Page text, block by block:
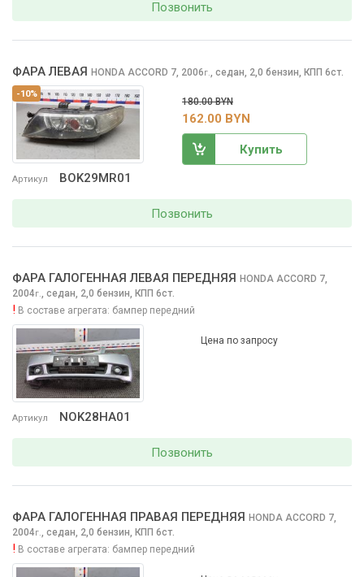
Позвонить
-10%
Артикул BOK29MR01
ФАРА ЛЕВАЯ HONDA ACCORD 7, 2006г. седан, 2,0 бензин, КПП 6ст.
180.00 BYN
162.00 BYN
Купить
Позвонить
Артикул NOK28HA01
ФАРА ГАЛОГЕННАЯ ЛЕВАЯ ПЕРЕДНЯЯ HONDA ACCORD 7,
2004г., седан, 2,0 бензин, КПП 6ст.
! В составе агрегата: бампер передний
Цена по запросу
Позвонить
ФАРА ГАЛОГЕННАЯ ПРАВАЯ ПЕРЕДНЯЯ HONDA ACCORD 7,
2004г., седан, 2,0 бензин, КПП 6ст.
! В составе агрегата: бампер передний